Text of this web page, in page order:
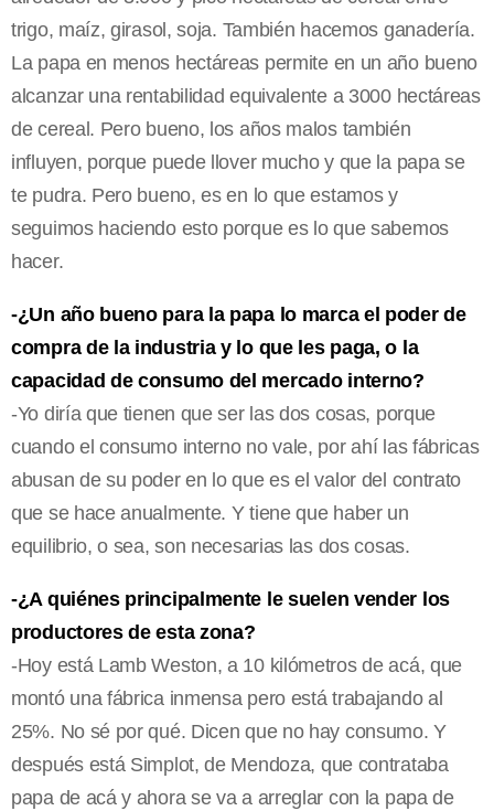
trigo, maíz, girasol, soja. También hacemos ganadería.
La papa en menos hectáreas permite en un año bueno
alcanzar una rentabilidad equivalente a 3000 hectáreas
de cereal. Pero bueno, los años malos también
influyen, porque puede llover mucho y que la papa se
te pudra. Pero bueno, es en lo que estamos y
seguimos haciendo esto porque es lo que sabemos
hacer.
-¿Un año bueno para la papa lo marca el poder de
compra de la industria y lo que les paga, o la
capacidad de consumo del mercado interno?
-Yo diría que tienen que ser las dos cosas, porque
cuando el consumo interno no vale, por ahí las fábricas
abusan de su poder en lo que es el valor del contrato
que se hace anualmente. Y tiene que haber un
equilibrio, o sea, son necesarias las dos cosas.
-¿A quiénes principalmente le suelen vender los
productores de esta zona?
-Hoy está Lamb Weston, a 10 kilómetros de acá, que
montó una fábrica inmensa pero está trabajando al
25%. No sé por qué. Dicen que no hay consumo. Y
después está Simplot, de Mendoza, que contrataba
papa de acá y ahora se va a arreglar con la papa de